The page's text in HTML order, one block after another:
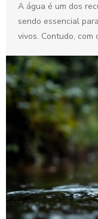
A água é um dos
sendo essencial
vivos. Contudo, com